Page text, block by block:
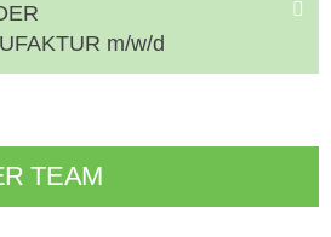
m/w/d
TEAM